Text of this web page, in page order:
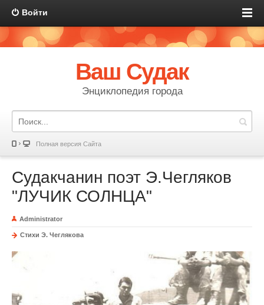
Войти
Ваш Судак
Энциклопедия города
Полная версия Сайта
Судакчанин поэт Э.Чегляков
"ЛУЧИК СОЛНЦА"
Administrator
Стихи Э. Чеглякова